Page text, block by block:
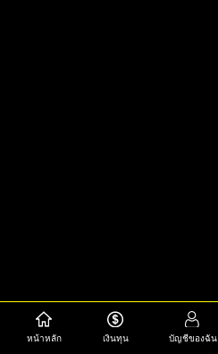
หน้าหลัก เงินทุน บัญชีของฉัน